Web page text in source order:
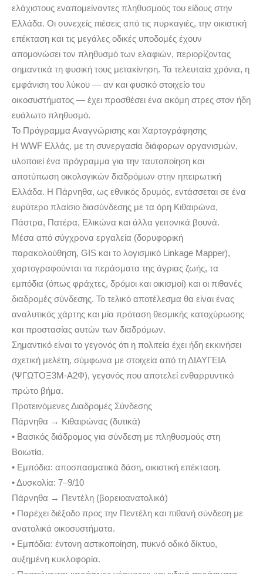
ελάχιστους εναπομείναντες πληθυσμούς του είδους στην
Ελλάδα. Οι συνεχείς πιέσεις από τις πυρκαγιές, την οικιστική
επέκταση και τις μεγάλες οδικές υποδομές έχουν
απομονώσει τον πληθυσμό των ελαφιών, περιορίζοντας
σημαντικά τη φυσική τους μετακίνηση. Τα τελευταία χρόνια, η
εμφάνιση του λύκου — αν και φυσικό στοιχείο του
οικοσυστήματος — έχει προσθέσει ένα ακόμη στρες στον ήδη
ευάλωτο πληθυσμό.
Το Πρόγραμμα Αναγνώρισης και Χαρτογράφησης
Η WWF Ελλάς, με τη συνεργασία διάφορων οργανισμών,
υλοποιεί ένα πρόγραμμα για την ταυτοποίηση και
αποτύπωση οικολογικών διαδρόμων στην ηπειρωτική
Ελλάδα. Η Πάρνηθα, ως εθνικός δρυμός, εντάσσεται σε ένα
ευρύτερο πλαίσιο διασύνδεσης με τα όρη Κιθαιρώνα,
Πάστρα, Πατέρα, Ελικώνα και άλλα γειτονικά βουνά.
Μέσα από σύγχρονα εργαλεία (δορυφορική
παρακολούθηση, GIS και το λογισμικό Linkage Mapper),
χαρτογραφούνται τα περάσματα της άγριας ζωής, τα
εμπόδια (όπως φράχτες, δρόμοι και οικισμοί) και οι πιθανές
διαδρομές σύνδεσης. Το τελικό αποτέλεσμα θα είναι ένας
αναλυτικός χάρτης και μία πρόταση θεσμικής κατοχύρωσης
και προστασίας αυτών των διαδρόμων.
Σημαντικό είναι το γεγονός ότι η πολιτεία έχει ήδη εκκινήσει
σχετική μελέτη, σύμφωνα με στοιχεία από τη ΔΙΑΥΓΕΙΑ
(ΨΓΩΤΟΞ3Μ-Α2Φ), γεγονός που αποτελεί ενθαρρυντικό
πρώτο βήμα.
Προτεινόμενες Διαδρομές Σύνδεσης
Πάρνηθα → Κιθαιρώνας (δυτικά)
• Βασικός διάδρομος για σύνδεση με πληθυσμούς στη
Βοιωτία.
• Εμπόδια: αποσπασματικά δάση, οικιστική επέκταση.
• Δυσκολία: 7–9/10
Πάρνηθα → Πεντέλη (βορειοανατολικά)
• Παρέχει διέξοδο προς την Πεντέλη και πιθανή σύνδεση με
ανατολικά οικοσυστήματα.
• Εμπόδια: έντονη αστικοποίηση, πυκνό οδικό δίκτυο,
αυξημένη κυκλοφορία.